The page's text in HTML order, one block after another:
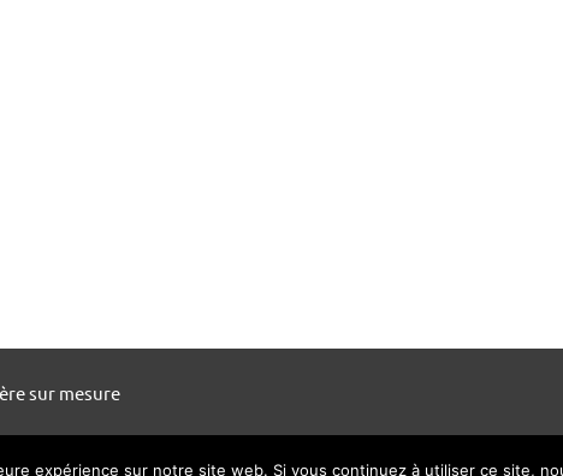
sur mesure
expérience sur notre site web. Si vous continuez à utiliser ce site,